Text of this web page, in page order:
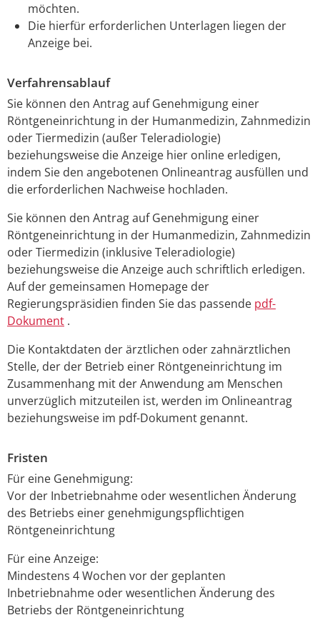
möchten.
Die hierfür erforderlichen Unterlagen liegen der
Anzeige bei.
Verfahrensablauf
Sie können den Antrag auf Genehmigung einer
Röntgeneinrichtung in der Humanmedizin, Zahnmedizin
oder Tiermedizin (außer Teleradiologie)
beziehungsweise die Anzeige hier online erledigen,
indem Sie den angebotenen Onlineantrag ausfüllen und
die erforderlichen Nachweise hochladen.
Sie können den Antrag auf Genehmigung einer
Röntgeneinrichtung in der Humanmedizin, Zahnmedizin
oder Tiermedizin (inklusive Teleradiologie)
beziehungsweise die Anzeige auch schriftlich erledigen.
Auf der gemeinsamen Homepage der
Regierungspräsidien finden Sie das passende pdf-
Dokument .
Die Kontaktdaten der ärztlichen oder zahnärztlichen
Stelle, der der Betrieb einer Röntgeneinrichtung im
Zusammenhang mit der Anwendung am Menschen
unverzüglich mitzuteilen ist, werden im Onlineantrag
beziehungsweise im pdf-Dokument genannt.
Fristen
Für eine Genehmigung:
Vor der Inbetriebnahme oder wesentlichen Änderung
des Betriebs einer genehmigungspflichtigen
Röntgeneinrichtung
Für eine Anzeige:
Mindestens 4 Wochen vor der geplanten
Inbetriebnahme oder wesentlichen Änderung des
Betriebs der Röntgeneinrichtung